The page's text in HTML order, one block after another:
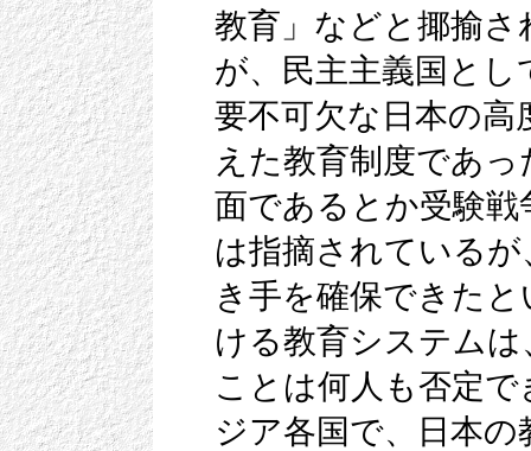
教育」などと揶揄
が、民主主義国と
要不可欠な日本の高
えた教育制度であ
面であるとか受験
は指摘されている
き手を確保できた
ける教育システム
ことは何人も否定
ジア各国で、日本